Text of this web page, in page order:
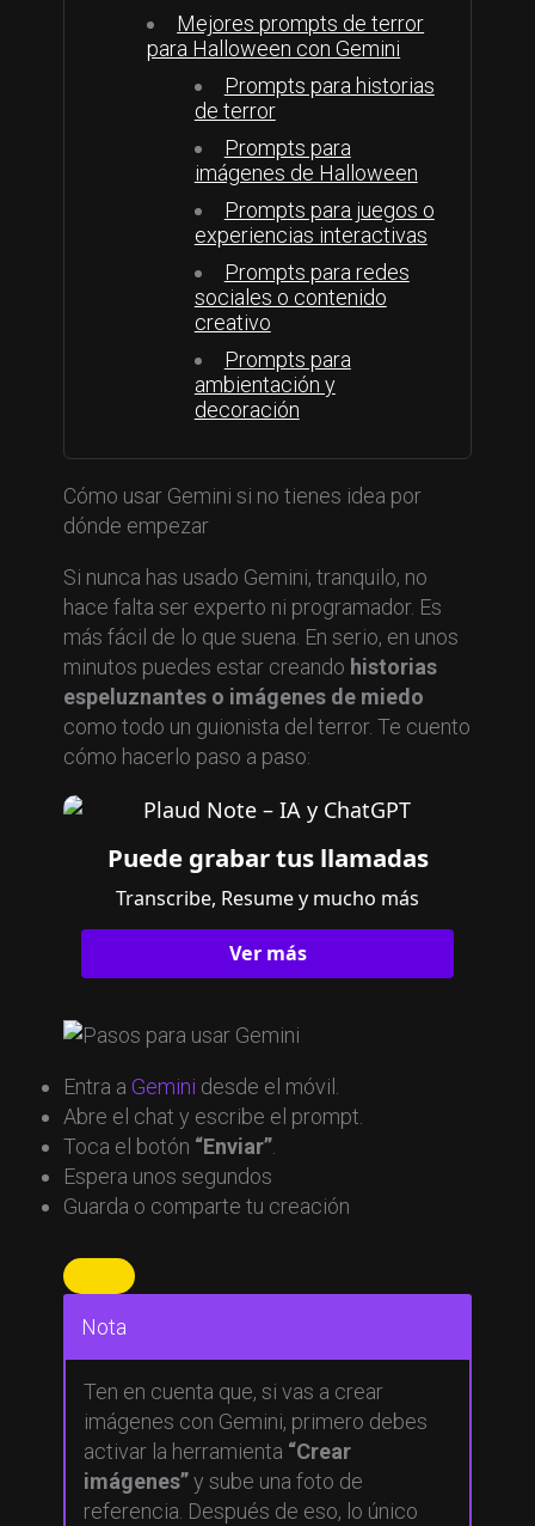
Mejores prompts de terror
para Halloween con Gemini
Prompts para historias
de terror
Prompts para
imágenes de Halloween
Prompts para juegos o
experiencias interactivas
Prompts para redes
sociales o contenido
creativo
Prompts para
ambientación y
decoración
Cómo usar Gemini si no tienes idea por
dónde empezar
Si nunca has usado Gemini, tranquilo, no
hace falta ser experto ni programador. Es
más fácil de lo que suena. En serio, en unos
minutos puedes estar creando historias
espeluznantes o imágenes de miedo
como todo un guionista del terror. Te cuento
cómo hacerlo paso a paso:
Puede grabar tus llamadas
Transcribe, Resume y mucho más
Ver más
Entra a Gemini desde el móvil.
Abre el chat y escribe el prompt.
Toca el botón “Enviar”.
Espera unos segundos
Guarda o comparte tu creación
Nota
Ten en cuenta que, si vas a crear
imágenes con Gemini, primero debes
activar la herramienta “Crear
imágenes”y sube una foto de
referencia. Después de eso, lo único